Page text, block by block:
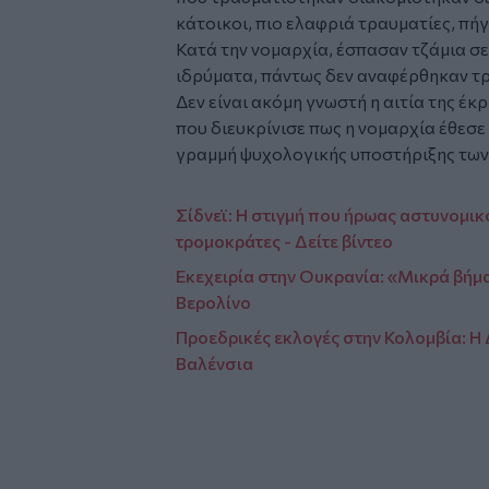
κάτοικοι, πιο ελαφριά τραυματίες,
Κατά την νομαρχία, έσπασαν τζάμια
ιδρύματα, πάντως δεν αναφέρθηκαν
Δεν είναι ακόμη γνωστή η αιτία της
που διευκρίνισε πως η νομαρχία
γραμμή ψυχολογικής υποστήριξης
Σίδνεϊ: Η στιγμή που ήρωας
τρομοκράτες - Δείτε βίντεο
Εκεχειρία στην Ουκρανία: «Μικρά
Βερολίνο
Προεδρικές εκλογές στην Κολομβία:
Βαλένσια